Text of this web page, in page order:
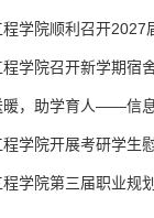
学院顺利召开2027
学院召开新学期宿
暖，助学育人——信
学院开展考研学生
学院第三届职业规